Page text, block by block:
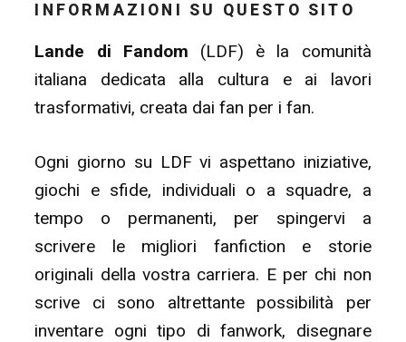
INFORMAZIONI SU QUESTO SITO
Lande di Fandom (LDF) è la comunità
italiana dedicata alla cultura e ai lavori
trasformativi, creata dai fan per i fan.
Ogni giorno su LDF vi aspettano iniziative,
giochi e sfide, individuali o a squadre, a
tempo o permanenti, per spingervi a
scrivere le migliori fanfiction e storie
originali della vostra carriera. E per chi non
scrive ci sono altrettante possibilità per
inventare ogni tipo di fanwork, disegnare